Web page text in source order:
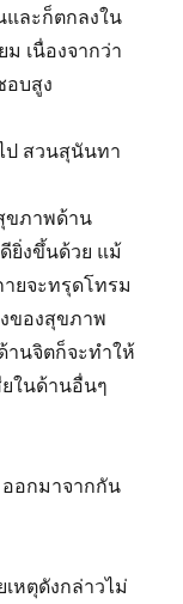
และก็ตกลงใน
ม เนื่องจากว่า
อบสูง
ป สวนสุนันทา
ขภาพด้าน
ยิ่งขึ้นด้วย แม้
ยจะทรุดโทรม
ของสุขภาพ
านจิตก็จะทำให้
ยในด้านอื่นๆ
ออกมาจากกัน
หตุดังกล่าวไม่